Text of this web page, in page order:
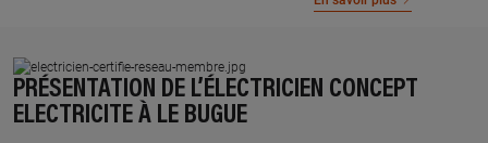
PRÉSENTATION DE L’ÉLECTRICIEN CONCEPT
ELECTRICITE À LE BUGUE